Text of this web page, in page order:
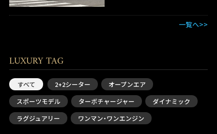
一覧へ>>
LUXURY TAG
すべて 2+2シーター
オープンエア
スポーツモデル
ターボチャージャー
ダイナミック
ラグジュアリー
ワンマン・ワンエンジン